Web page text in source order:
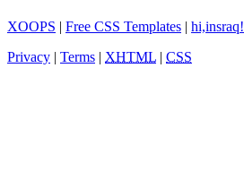
XOOPS | Free CSS Templates | hi,insraq!
Privacy | Terms | XHTML | CSS